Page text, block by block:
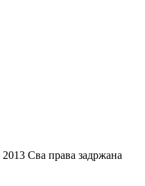
Сва права задржана